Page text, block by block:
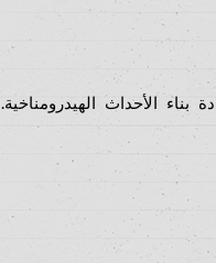
بناء الأحداث الهيدرومناخية.